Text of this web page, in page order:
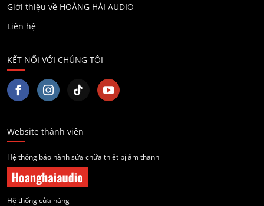
Giới thiệu về HOÀNG HẢI AUDIO
Liên hệ
KẾT NỐI VỚI CHÚNG TÔI
Website thành viên
Hệ thống bảo hành sửa chữa thiết bị âm thanh
Hệ thống cửa hàng